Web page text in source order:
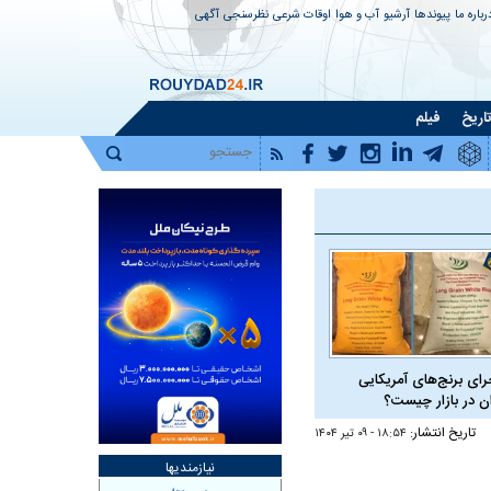
ما پیوندها آرشیو آب و هوا اوقات شرعی نظرسنجی آگهی
تاریخ فیلم
برنج‌های آمریکایی
در بازار چیست؟
تاریخ انتشار: ۱۸:۵۴ - ۰۹ تير ۱۴۰۴
نیازمندیها